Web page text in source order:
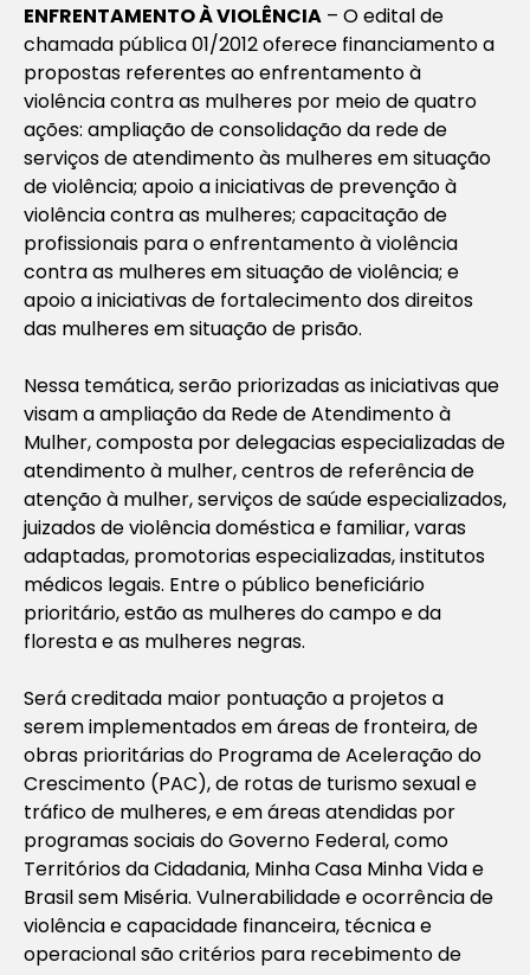
ENFRENTAMENTO À VIOLÊNCIA – O edital de
chamada pública 01/2012 oferece financiamento a
propostas referentes ao enfrentamento à
violência contra as mulheres por meio de quatro
ações: ampliação de consolidação da rede de
serviços de atendimento às mulheres em situação
de violência; apoio a iniciativas de prevenção à
violência contra as mulheres; capacitação de
profissionais para o enfrentamento à violência
contra as mulheres em situação de violência; e
apoio a iniciativas de fortalecimento dos direitos
das mulheres em situação de prisão.
Nessa temática, serão priorizadas as iniciativas que
visam a ampliação da Rede de Atendimento à
Mulher, composta por delegacias especializadas de
atendimento à mulher, centros de referência de
atenção à mulher, serviços de saúde especializados,
juizados de violência doméstica e familiar, varas
adaptadas, promotorias especializadas, institutos
médicos legais. Entre o público beneficiário
prioritário, estão as mulheres do campo e da
floresta e as mulheres negras.
Será creditada maior pontuação a projetos a
serem implementados em áreas de fronteira, de
obras prioritárias do Programa de Aceleração do
Crescimento (PAC), de rotas de turismo sexual e
tráfico de mulheres, e em áreas atendidas por
programas sociais do Governo Federal, como
Territórios da Cidadania, Minha Casa Minha Vida e
Brasil sem Miséria. Vulnerabilidade e ocorrência de
violência e capacidade financeira, técnica e
operacional são critérios para recebimento de